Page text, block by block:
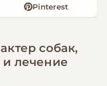
Pinterest
собак,
лечение